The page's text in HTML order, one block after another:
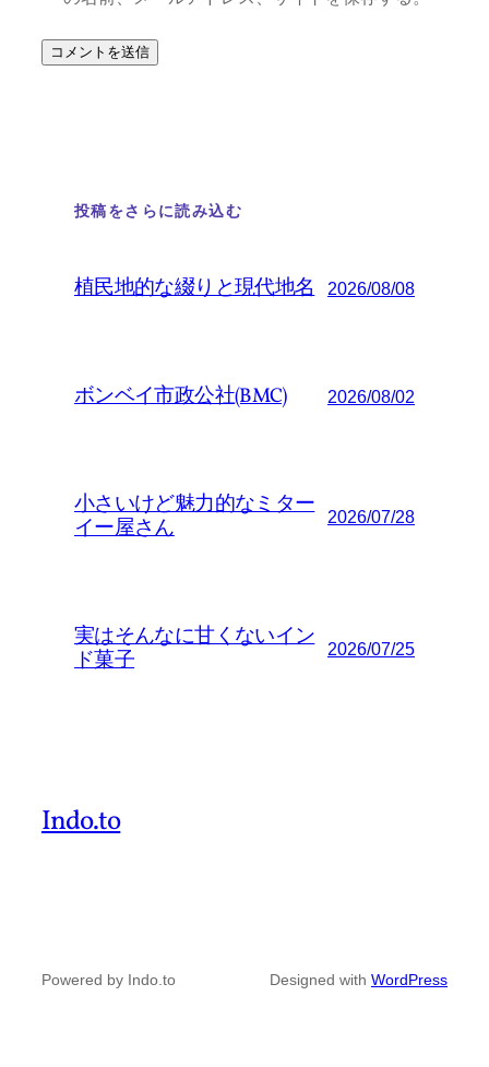
投稿をさらに読み込む
植民地的な綴りと現代地名 2026/08/08
ボンベイ市政公社(BMC) 2026/08/02
小さいけど魅力的なミター
イー屋さん
2026/07/28
実はそんなに甘くないイン
ド菓子
2026/07/25
Indo.to
Powered by Indo.to Designed with WordPress